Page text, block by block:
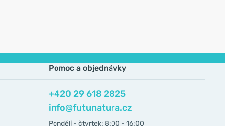
Pomoc a objednávky
+420 29 618 2825
info@futunatura.cz
Pondělí - čtvrtek: 8:00 - 16:00